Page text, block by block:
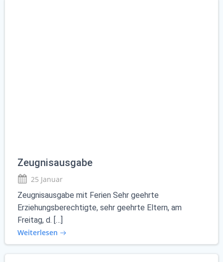
Zeugnisausgabe
25 Januar
Zeugnisausgabe mit Ferien Sehr geehrte
Erziehungsberechtigte, sehr geehrte Eltern, am
Freitag, d. […]
Weiterlesen